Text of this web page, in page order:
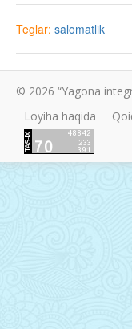
Teglar: salomatlik
© 2026 “Yagona
Loyiha haqida